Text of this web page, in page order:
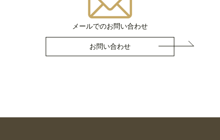
メールでのお問い合わせ
お問い合わせ